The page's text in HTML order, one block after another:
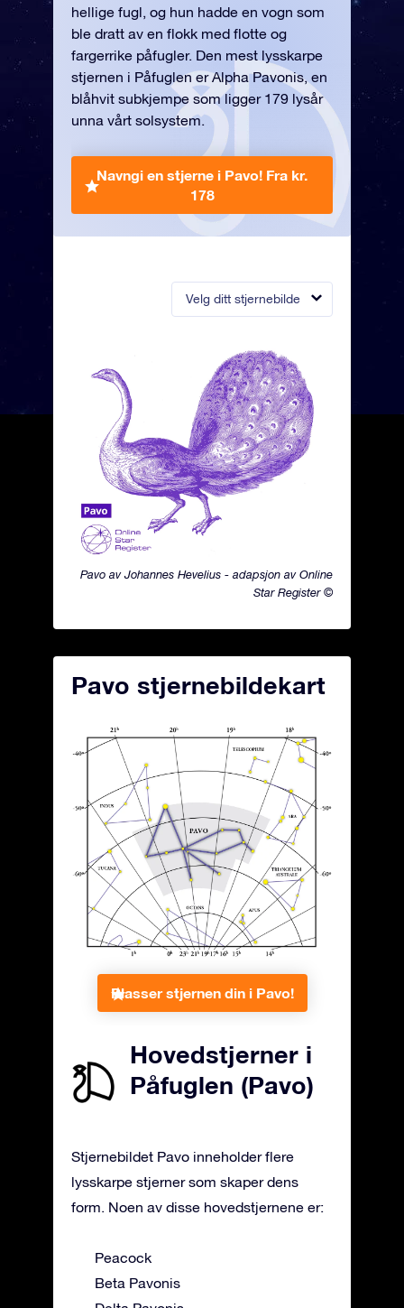
Velg ditt stjernebilde
Pavo av Johannes Hevelius - adapsjon av Online
Star Register ©
hellige fugl, og hun hadde en vogn som
ble dratt av en flokk med flotte og
fargerrike påfugler. Den mest lysskarpe
stjernen i Påfuglen er Alpha Pavonis, en
blåhvit subkjempe som ligger 179 lysår
unna vårt solsystem.
Navngi en stjerne i Pavo! Fra kr.
178
Pavo stjernebildekart
Plasser stjernen din i Pavo!
Hovedstjerner i
Påfuglen (Pavo)
Stjernebildet Pavo inneholder flere
lysskarpe stjerner som skaper dens
form. Noen av disse hovedstjernene er:
Peacock
Beta Pavonis